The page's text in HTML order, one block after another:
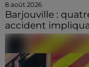
8 août 2026
Barjouville :
accident